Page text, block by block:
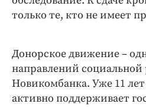
только те, кто не имеет
Донорское движение –
направлений социальной
Новикомбанка. Уже 11
активно поддерживает